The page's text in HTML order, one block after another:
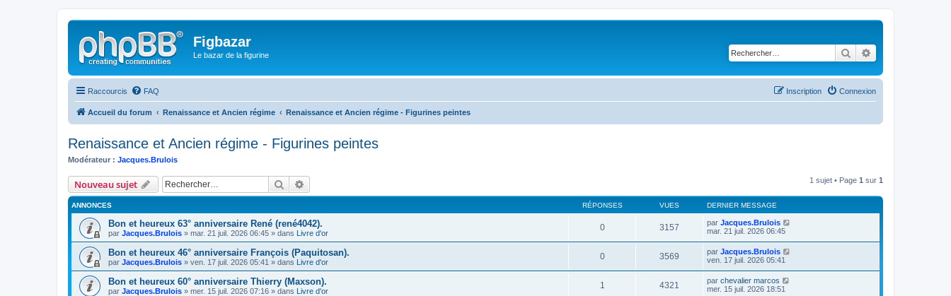
Figbazar
Le bazar de la figurine Rechercher
Raccourcis FAQ Connexion
Inscription
Accueil du forum Renaissance et Ancien régime Renaissance et Ancien régime - Figurines peintes
Renaissance et Ancien régime - Figurines peintes
Modérateur : Jacques.Brulois
Nouveau sujet Rechercher 1 sujet • Page 1 sur 1
ANNONCES RÉPONSES VUES DERNIER MESSAGE
Bon et heureux 63° anniversaire René (rené4042).
par Jacques.Brulois » mar. 21 juil. 2026 06:45 » dans Livre d'or
0 3157 par Jacques.Brulois
mar. 21 juil. 2026 06:45
Bon et heureux 46° anniversaire François (Paquitosan).
par Jacques.Brulois » ven. 17 juil. 2026 05:41 » dans Livre d'or
0 3569 par Jacques.Brulois
ven. 17 juil. 2026 05:41
Bon et heureux 60° anniversaire Thierry (Maxson).
par Jacques.Brulois » mer. 15 juil. 2026 07:16 » dans Livre d'or
1 4321 par chevalier marcos
mer. 15 juil. 2026 18:51